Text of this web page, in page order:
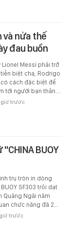
và nửa thế
đau buồn
Lionel Messi phải trở
biệt cha, Rodrigo
có cách đặc biệt để
tới người bạn thân.…
giờ trước
BUOY
trụ tròn in dòng
SF303 trôi dạt
Quảng Ngãi năm
chức năng đã 2…
trước